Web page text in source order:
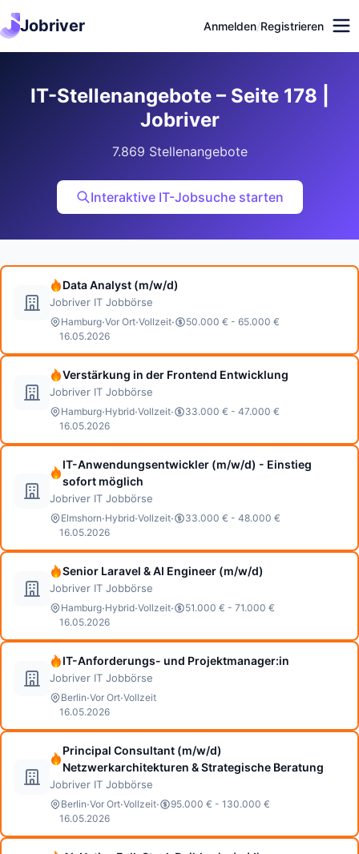
Jobriver Anmelden/Registrieren
IT-Stellenangebote – Seite 178 |
Jobriver
7.869 Stellenangebote
Interaktive IT-Jobsuche starten
Data Analyst (m/w/d)
Jobriver IT Jobbörse
Hamburg·Vor Ort·Vollzeit·
50.000 € - 65.000 €
16.05.2026
Verstärkung in der Frontend Entwicklung
Jobriver IT Jobbörse
Hamburg·Hybrid·Vollzeit·
33.000 € - 47.000 €
16.05.2026
IT-Anwendungsentwickler (m/w/d) - Einstieg
sofort möglich
Jobriver IT Jobbörse
Elmshorn·Hybrid·Vollzeit·
33.000 € - 48.000 €
16.05.2026
Senior Laravel & AI Engineer (m/w/d)
Jobriver IT Jobbörse
Hamburg·Hybrid·Vollzeit·
51.000 € - 71.000 €
16.05.2026
IT-Anforderungs- und Projektmanager:in
Jobriver IT Jobbörse
Berlin·Vor Ort·Vollzeit
16.05.2026
Principal Consultant (m/w/d)
Netzwerkarchitekturen & Strategische Beratung
Jobriver IT Jobbörse
Berlin·Vor Ort·Vollzeit·
95.000 € - 130.000 €
16.05.2026